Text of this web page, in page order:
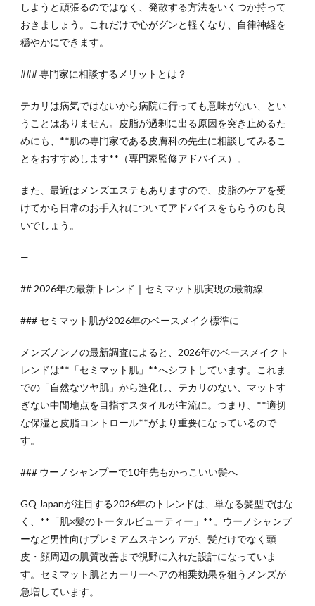
しようと頑張るのではなく、発散する方法をいくつか持って
おきましょう。これだけで心がグンと軽くなり、自律神経を
穏やかにできます。
### 専門家に相談するメリットとは？
テカリは病気ではないから病院に行っても意味がない、とい
うことはありません。皮脂が過剰に出る原因を突き止めるた
めにも、**肌の専門家である皮膚科の先生に相談してみるこ
とをおすすめします**（専門家監修アドバイス）。
また、最近はメンズエステもありますので、皮脂のケアを受
けてから日常のお手入れについてアドバイスをもらうのも良
いでしょう。
—
## 2026年の最新トレンド｜セミマット肌実現の最前線
### セミマット肌が2026年のベースメイク標準に
メンズノンノの最新調査によると、2026年のベースメイクト
レンドは**「セミマット肌」**へシフトしています。これま
での「自然なツヤ肌」から進化し、テカリのない、マットす
ぎない中間地点を目指すスタイルが主流に。つまり、**適切
な保湿と皮脂コントロール**がより重要になっているので
す。
### ウーノシャンプーで10年先もかっこいい髪へ
GQ Japanが注目する2026年のトレンドは、単なる髪型ではな
く、**「肌×髪のトータルビューティー」**。ウーノシャンプ
ーなど男性向けプレミアムスキンケアが、髪だけでなく頭
皮・顔周辺の肌質改善まで視野に入れた設計になっていま
す。セミマット肌とカーリーヘアの相乗効果を狙うメンズが
急増しています。